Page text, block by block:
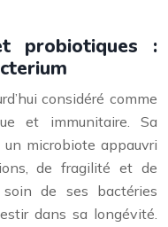
probiotiques :
considéré comme
et immunitaire. Sa
microbiote appauvri
de fragilité et de
soin de ses bactéries
dans sa longévité.